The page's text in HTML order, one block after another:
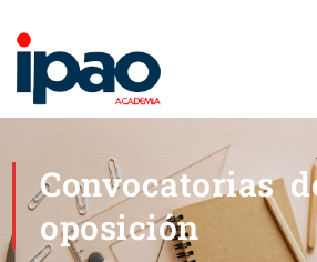
Convocatorias
oposición